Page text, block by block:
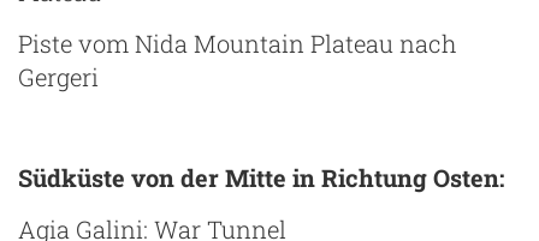
Piste vom Nida Mountain Plateau nach
Gergeri
Südküste von der Mitte in Richtung Osten:
Agia Galini: War Tunnel